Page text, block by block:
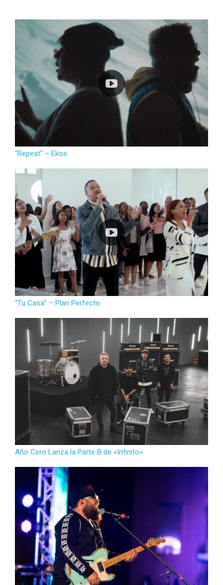
“Repeat” – Ekos
“Tu Casa” – Plan Perfecto
Año Cero Lanza la Parte B de «Infinito»